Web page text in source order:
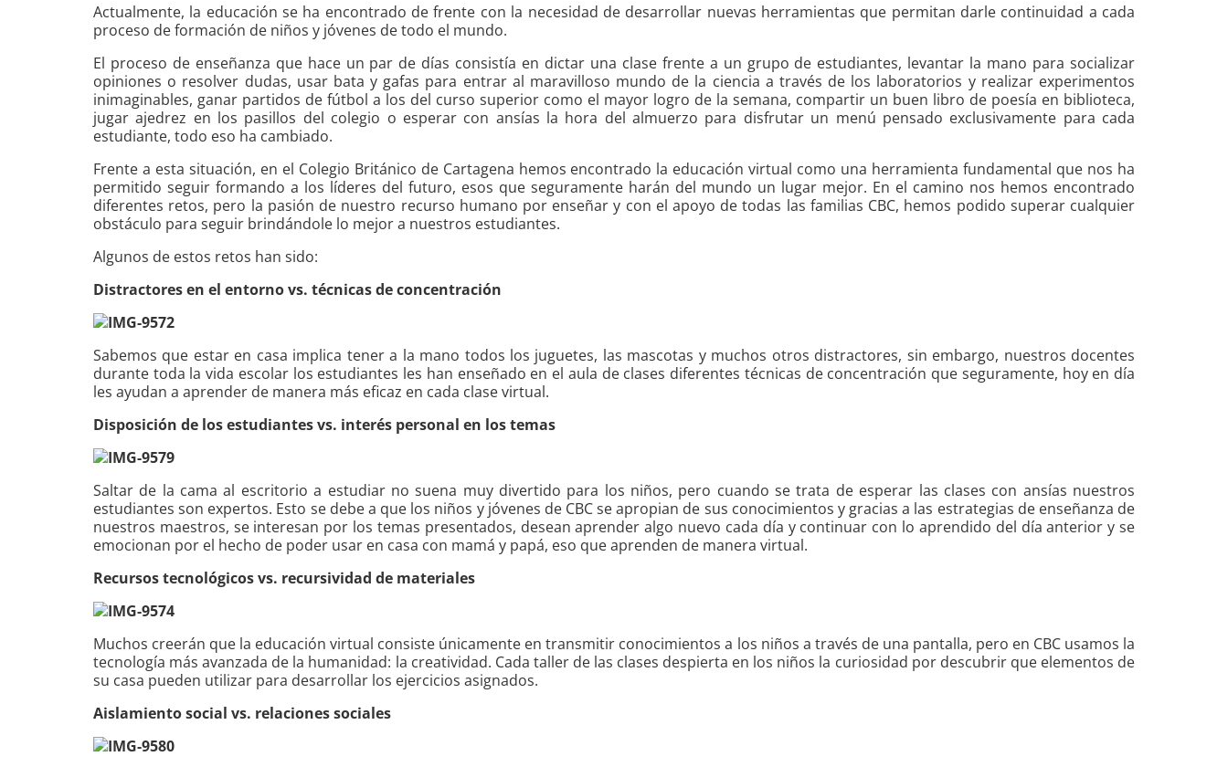
Actualmente, la educación se ha encontrado de frente con la necesidad de desarrollar nuevas herramientas que permitan darle continuidad a cada
proceso de formación de niños y jóvenes de todo el mundo.
El proceso de enseñanza que hace un par de días consistía en dictar una clase frente a un grupo de estudiantes, levantar la mano para socializar
opiniones o resolver dudas, usar bata y gafas para entrar al maravilloso mundo de la ciencia a través de los laboratorios y realizar experimentos
inimaginables, ganar partidos de fútbol a los del curso superior como el mayor logro de la semana, compartir un buen libro de poesía en biblioteca,
jugar ajedrez en los pasillos del colegio o esperar con ansías la hora del almuerzo para disfrutar un menú pensado exclusivamente para cada
estudiante, todo eso ha cambiado.
Frente a esta situación, en el Colegio Británico de Cartagena hemos encontrado la educación virtual como una herramienta fundamental que nos ha
permitido seguir formando a los líderes del futuro, esos que seguramente harán del mundo un lugar mejor. En el camino nos hemos encontrado
diferentes retos, pero la pasión de nuestro recurso humano por enseñar y con el apoyo de todas las familias CBC, hemos podido superar cualquier
obstáculo para seguir brindándole lo mejor a nuestros estudiantes.
Algunos de estos retos han sido:
Distractores en el entorno vs. técnicas de concentración
Sabemos que estar en casa implica tener a la mano todos los juguetes, las mascotas y muchos otros distractores, sin embargo, nuestros docentes
durante toda la vida escolar los estudiantes les han enseñado en el aula de clases diferentes técnicas de concentración que seguramente, hoy en día
les ayudan a aprender de manera más eficaz en cada clase virtual.
Disposición de los estudiantes vs. interés personal en los temas
Saltar de la cama al escritorio a estudiar no suena muy divertido para los niños, pero cuando se trata de esperar las clases con ansías nuestros
estudiantes son expertos. Esto se debe a que los niños y jóvenes de CBC se apropian de sus conocimientos y gracias a las estrategias de enseñanza de
nuestros maestros, se interesan por los temas presentados, desean aprender algo nuevo cada día y continuar con lo aprendido del día anterior y se
emocionan por el hecho de poder usar en casa con mamá y papá, eso que aprenden de manera virtual.
Recursos tecnológicos vs. recursividad de materiales
Muchos creerán que la educación virtual consiste únicamente en transmitir conocimientos a los niños a través de una pantalla, pero en CBC usamos la
tecnología más avanzada de la humanidad: la creatividad. Cada taller de las clases despierta en los niños la curiosidad por descubrir que elementos de
su casa pueden utilizar para desarrollar los ejercicios asignados.
Aislamiento social vs. relaciones sociales